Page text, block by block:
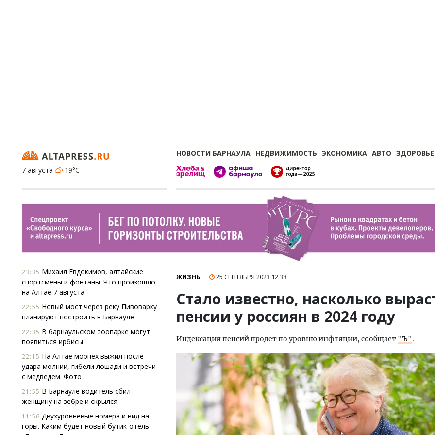
НОВОСТИ БАРНАУЛА НЕДВИЖИМОСТЬ ЭКОНОМИКА АВТО ЗДОРОВЬЕ
7 августа
19°C
23:35 Михаил Евдокимов, алтайские
спортсмены и фонтаны. Что произошло
на Алтае 7 августа
22:55 Новый мост через реку Пивоварку
планируют построить в Барнауле
22:35 В барнаульском зоопарке могут
появиться ирбисы
22:15 На Алтае морпех выжил после
удара молнии, гибели лошади и встречи
с медведем. Фото
21:55 В Барнауле водитель сбил
женщину на зебре и скрылся
11:56 Двухуровневые номера и вид на
горы. Каким будет новый бутик-отель
ЖИЗНЬ 25 СЕНТЯБРЯ 2023 12:38
Стало известно, насколько
пенсии у россиян в 2024 году
Индексация пенсий продет по уровню инфляции, сообщает "Ъ".